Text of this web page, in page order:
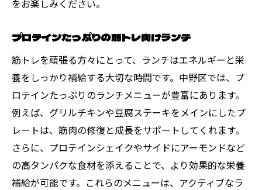
をお楽しみください。
プロテインたっぷりの筋トレ向けランチ
筋トレを頑張る方々にとって、ランチはエネルギーと栄
養をしっかり補給する大切な時間です。中野区では、プ
ロテインたっぷりのランチメニューが豊富にあります。
例えば、グリルチキンや豆腐ステーキをメインにしたプ
レートは、筋肉の修復と成長をサポートしてくれます。
さらに、プロテインシェイクやサイドにアーモンドなど
の高タンパクな食材を添えることで、より効果的な栄養
補給が可能です。これらのメニューは、アクティブなラ